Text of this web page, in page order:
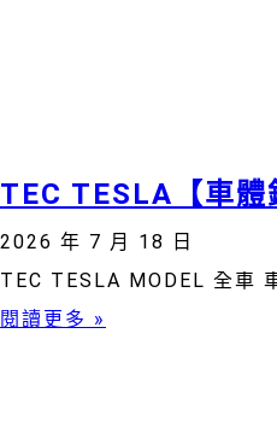
TEC TESLA【車體
2026 年 7 月 18 日
TEC TESLA MODEL 全車
閱讀更多 »